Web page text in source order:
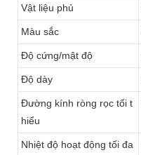
Vật liệu phủ
Màu sắc
Độ cứng/mật độ
Độ dày
Đường kính ròng rọc tối t
hiểu
Nhiệt độ hoạt động tối đa